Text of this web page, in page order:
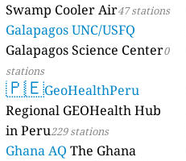
Swamp Cooler Air47 stations
Galapagos UNC/USFQ
Galapagos Science Center0
stations
🇵🇪GeoHealthPeru
Regional GEOHealth Hub
in Peru229 stations
Ghana AQ The Ghana